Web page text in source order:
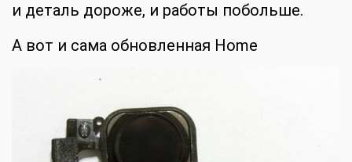
и деталь дороже, и работы побольше.
А вот и сама обновленная Home